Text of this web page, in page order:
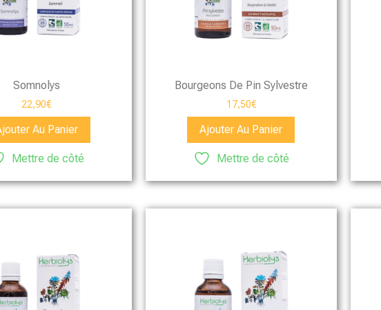
Somnolys
22,90€
Au Panier
Mettre de côté
Bourgeons De Pin Sylvestre
17,50€
Ajouter Au Panier
Mettre de côté